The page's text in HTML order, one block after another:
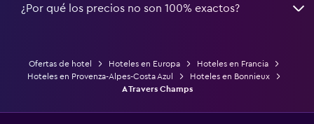
¿Por qué los precios no son 100% exactos?
Ofertas de hotel Hoteles en Europa
Hoteles en Francia
Hoteles en Provenza-Alpes-Costa Azul
Hoteles en Bonnieux
A Travers Champs